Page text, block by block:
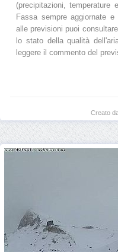
(precipitazioni,
Fassa sempre aggiornate
alle previsioni puoi
lo stato della qualità
leggere il commento del
Creato